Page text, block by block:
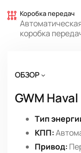
Коробка передач
коробка
ОБЗОР
GWM Haval
Тип
КПП:
Привод: